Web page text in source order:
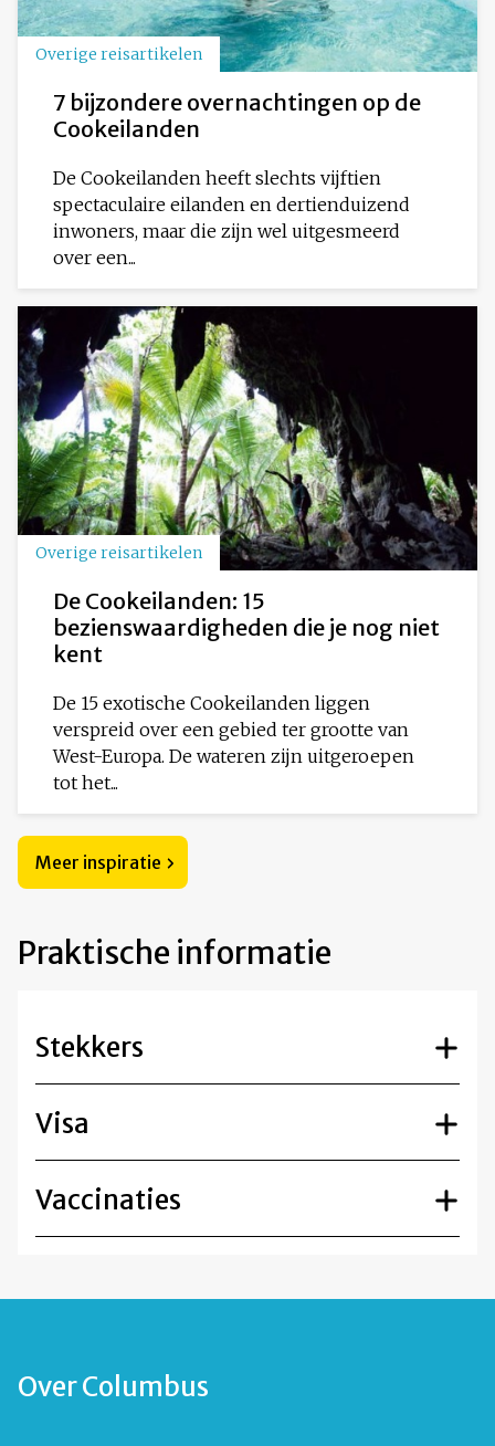
Overige reisartikelen
7 bijzondere overnachtingen op de
Cookeilanden
De Cookeilanden heeft slechts vijftien
spectaculaire eilanden en dertienduizend
inwoners, maar die zijn wel uitgesmeerd
over een...
Overige reisartikelen
De Cookeilanden: 15
bezienswaardigheden die je nog niet
kent
De 15 exotische Cookeilanden liggen
verspreid over een gebied ter grootte van
West-Europa. De wateren zijn uitgeroepen
tot het...
Meer inspiratie
Praktische informatie
Stekkers
Visa
Vaccinaties
Over Columbus